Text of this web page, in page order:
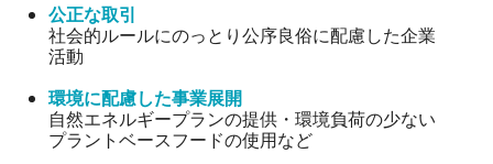
公正な取引
社会的ルールにのっとり公序良俗に配慮した企業
活動
環境に配慮した事業展開
自然エネルギープランの提供・環境負荷の少ない
プラントベースフードの使用など